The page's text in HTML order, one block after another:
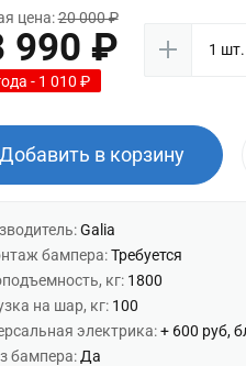
цена:20 000 ₽
990 ₽
- 1 010 ₽
Добавить в корзину
Galia
бампера:Требуется
кг: 1800
на шар, кг: 100
электрика:+ 600 руб,
бампера: Да